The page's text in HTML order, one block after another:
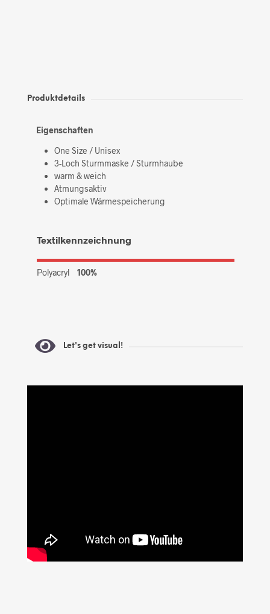
Produktdetails
Eigenschaften
One Size / Unisex
3-Loch Sturmmaske / Sturmhaube
warm & weich
Atmungsaktiv
Optimale Wärmespeicherung
Textilkennzeichnung
Polyacryl 100%
Let's get visual!